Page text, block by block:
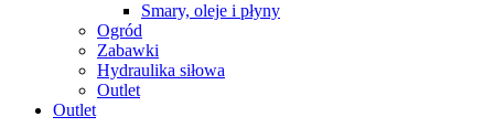
Smary, oleje i płyny
Ogród
Zabawki
Hydraulika siłowa
Outlet
Outlet